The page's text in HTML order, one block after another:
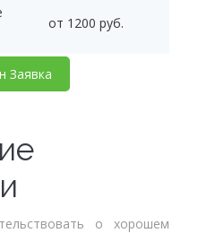
от 1200 руб.
Заявка
о хорошем